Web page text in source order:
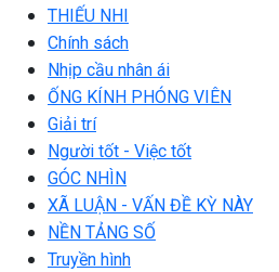
THIẾU NHI
Chính sách
Nhịp cầu nhân ái
ỐNG KÍNH PHÓNG VIÊN
Giải trí
Người tốt - Việc tốt
GÓC NHÌN
XÃ LUẬN - VẤN ĐỀ KỲ NÀY
NỀN TẢNG SỐ
Truyền hình